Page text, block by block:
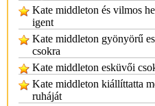
Kate middleton és vilmos
igent
Kate middleton gyönyörű
csokra
Kate middleton esküvői
Kate middleton kiállíttatta
ruháját